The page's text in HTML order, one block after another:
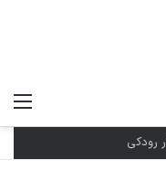
رودکی